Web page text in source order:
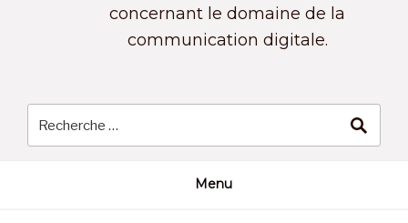
concernant le domaine de la
communication digitale.
Menu